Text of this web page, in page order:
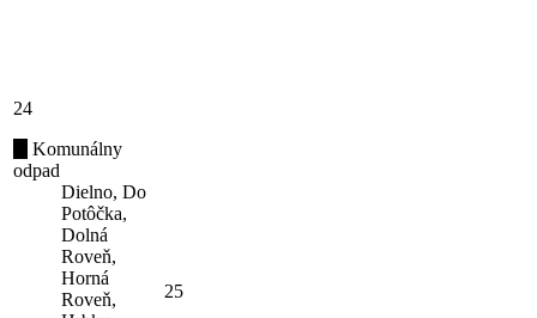
24
Komunálny
odpad
Dielno, Do
Potôčka,
Dolná
Roveň,
Horná
Roveň,
25